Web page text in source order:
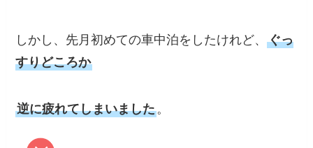
しかし、先月初めての車中泊をしたけれど、ぐっ
すりどころか
逆に疲れてしまいました。